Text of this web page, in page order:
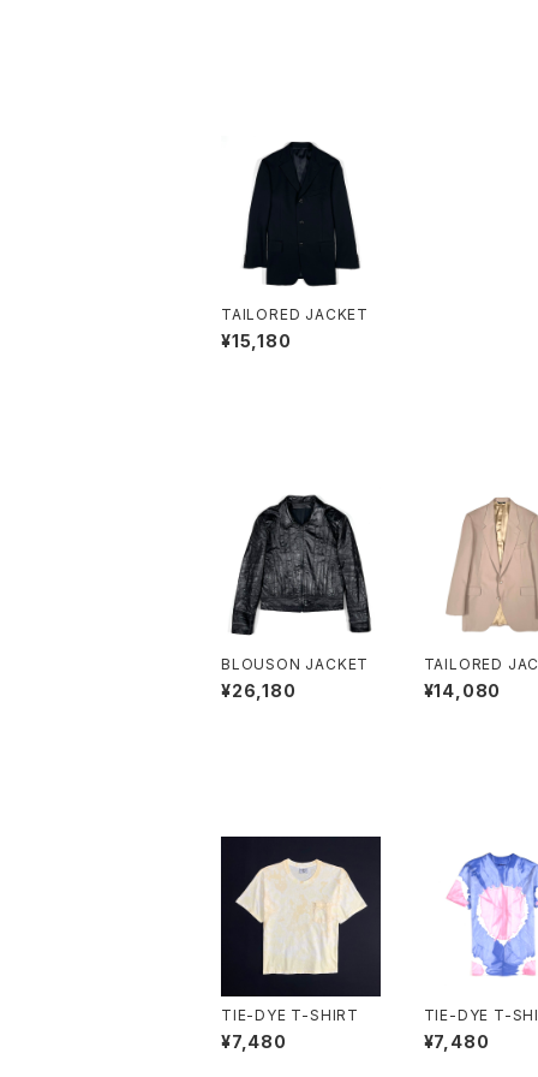
TAILORED JACKET
¥15,180
BLOUSON JACKET
¥26,180
TAILORED
¥14,080
TIE-DYE T-SHIRT
¥7,480
TIE-DYE T-
¥7,480